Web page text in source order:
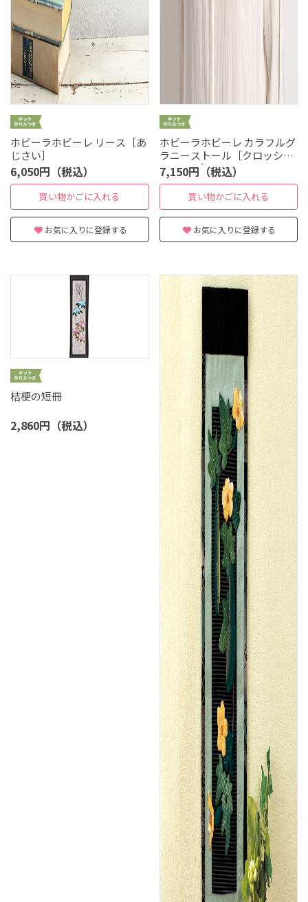
ホビーラホビーレ リース［あ
じさい］
6,050円（税込）
買い物かごに入れる
お気に入りに登録する
ホビーラホビーレ カラフルグ
ラニーストール［クロッシュ
コットン］
7,150円（税込）
買い物かごに入れる
お気に入りに登録する
桔梗の短冊
2,860円（税込）